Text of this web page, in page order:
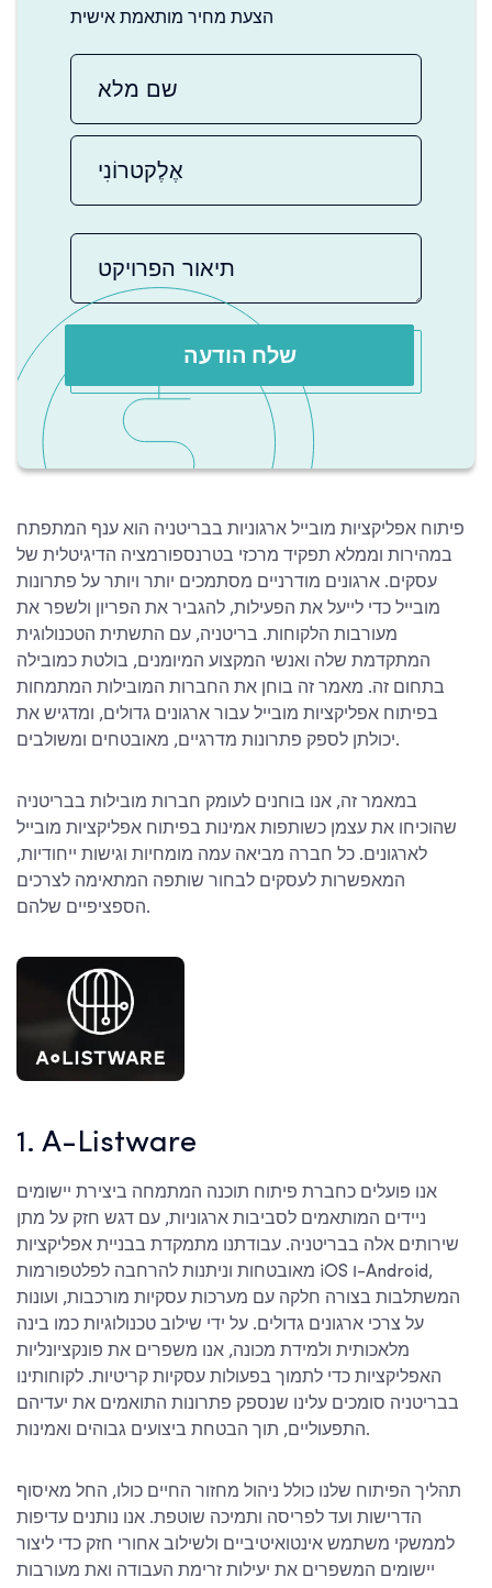
הצעת מחיר מותאמת אישית
שלח הודעה
פיתוח אפליקציות מובייל ארגוניות בבריטניה הוא ענף המתפתח
במהירות וממלא תפקיד מרכזי בטרנספורמציה הדיגיטלית של
עסקים. ארגונים מודרניים מסתמכים יותר ויותר על פתרונות
מובייל כדי לייעל את הפעילות, להגביר את הפריון ולשפר את
מעורבות הלקוחות. בריטניה, עם התשתית הטכנולוגית
המתקדמת שלה ואנשי המקצוע המיומנים, בולטת כמובילה
בתחום זה. מאמר זה בוחן את החברות המובילות המתמחות
בפיתוח אפליקציות מובייל עבור ארגונים גדולים, ומדגיש את
יכולתן לספק פתרונות מדרגיים, מאובטחים ומשולבים.
במאמר זה, אנו בוחנים לעומק חברות מובילות בבריטניה
שהוכיחו את עצמן כשותפות אמינות בפיתוח אפליקציות מובייל
לארגונים. כל חברה מביאה עמה מומחיות וגישות ייחודיות,
המאפשרות לעסקים לבחור שותפה המתאימה לצרכים
הספציפיים שלהם.
1. A-Listware
אנו פועלים כחברת פיתוח תוכנה המתמחה ביצירת יישומים
ניידים המותאמים לסביבות ארגוניות, עם דגש חזק על מתן
שירותים אלה בבריטניה. עבודתנו מתמקדת בבניית אפליקציות
מאובטחות וניתנות להרחבה לפלטפורמות iOS ו-Android,
המשתלבות בצורה חלקה עם מערכות עסקיות מורכבות, ועונות
על צרכי ארגונים גדולים. על ידי שילוב טכנולוגיות כמו בינה
מלאכותית ולמידת מכונה, אנו משפרים את פונקציונליות
האפליקציות כדי לתמוך בפעולות עסקיות קריטיות. לקוחותינו
בבריטניה סומכים עלינו שנספק פתרונות התואמים את יעדיהם
התפעוליים, תוך הבטחת ביצועים גבוהים ואמינות.
תהליך הפיתוח שלנו כולל ניהול מחזור החיים כולו, החל מאיסוף
הדרישות ועד לפריסה ותמיכה שוטפת. אנו נותנים עדיפות
לממשקי משתמש אינטואיטיביים ולשילוב אחורי חזק כדי ליצור
יישומים המשפרים את יעילות זרימת העבודה ואת מעורבות